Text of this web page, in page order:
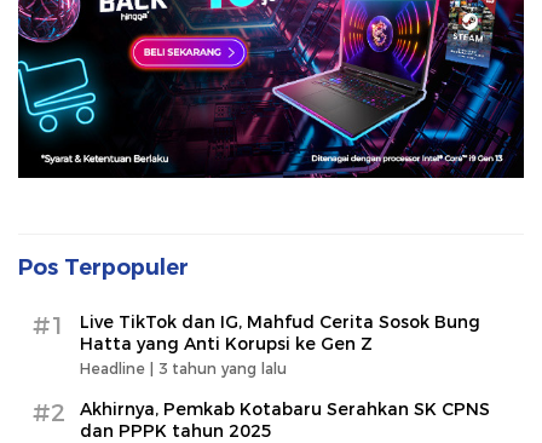
Pos Terpopuler
#1
Live TikTok dan IG, Mahfud Cerita Sosok Bung
Hatta yang Anti Korupsi ke Gen Z
Headline | 3 tahun yang lalu
#2
Akhirnya, Pemkab Kotabaru Serahkan SK CPNS
dan PPPK tahun 2025